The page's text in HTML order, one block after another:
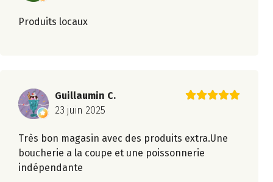
Produits locaux
Guillaumin C.
23 juin 2025
Très bon magasin avec des produits extra.Une
boucherie a la coupe et une poissonnerie
indépendante